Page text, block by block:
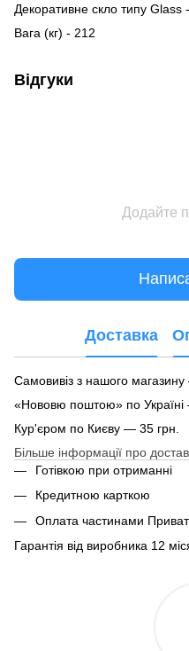
Декоративне скло типу Glass
Вага (кг) - 212
Відгуки
Додайте
Доставка
Самовивіз з нашого
«Нововю поштою» по Україні
Кур'єром по Києву — 35 грн.
Більше інформації про
Готівкою при отриманні
Кредитною карткою
Оплата частинами
Гарантія від виробника 12